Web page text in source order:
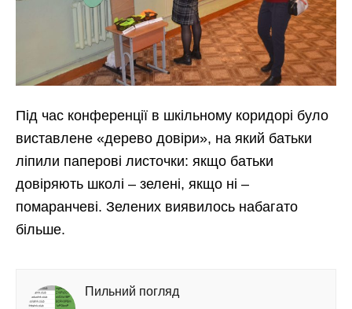
Під час конференції в шкільному коридорі було
виставлене «дерево довіри», на який батьки
ліпили паперові листочки: якщо батьки
довіряють школі – зелені, якщо ні –
помаранчеві. Зелених виявилось набагато
більше.
Пильний погляд